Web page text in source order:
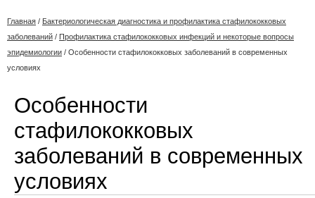
Главная / Бактериологическая диагностика и профилактика стафилококковых
заболеваний / Профилактика стафилококковых инфекций и некоторые вопросы
эпидемиологии / Особенности стафилококковых заболеваний в современных
условиях
Особенности
стафилококковых
заболеваний в современных
условиях